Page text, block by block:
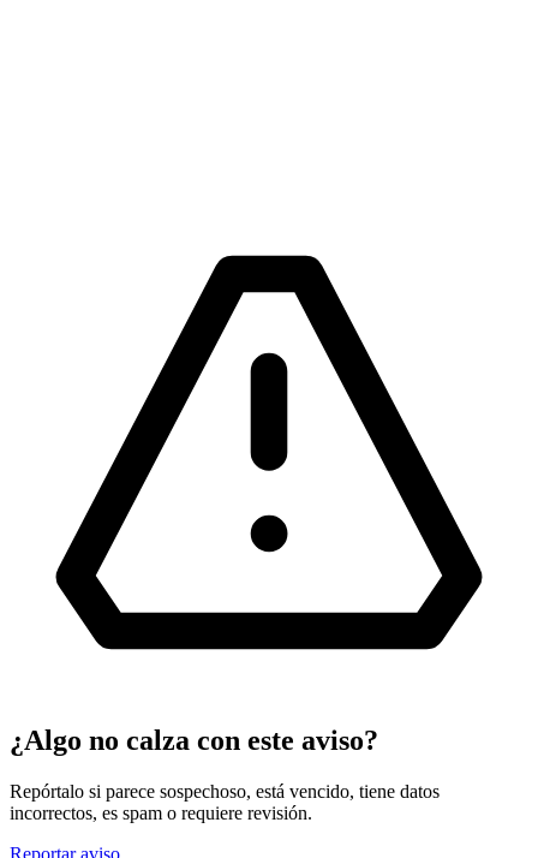
¿Algo no calza con este aviso?
Repórtalo si parece sospechoso, está vencido, tiene datos
incorrectos, es spam o requiere revisión.